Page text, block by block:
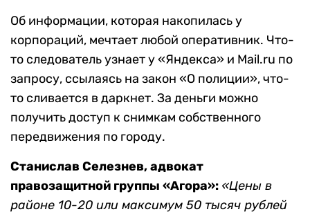
Об информации, которая накопилась у
корпораций, мечтает любой оперативник. Что-
то следователь узнает у «Яндекса» и Mail.ru по
запросу, ссылаясь на закон «О полиции», что-
то сливается в даркнет. За деньги можно
получить доступ к снимкам собственного
передвижения по городу.
Станислав Селезнев,адвокат
правозащитной группы «Агора»: «Цены в
районе 10-20 или максимум 50 тысяч рублей